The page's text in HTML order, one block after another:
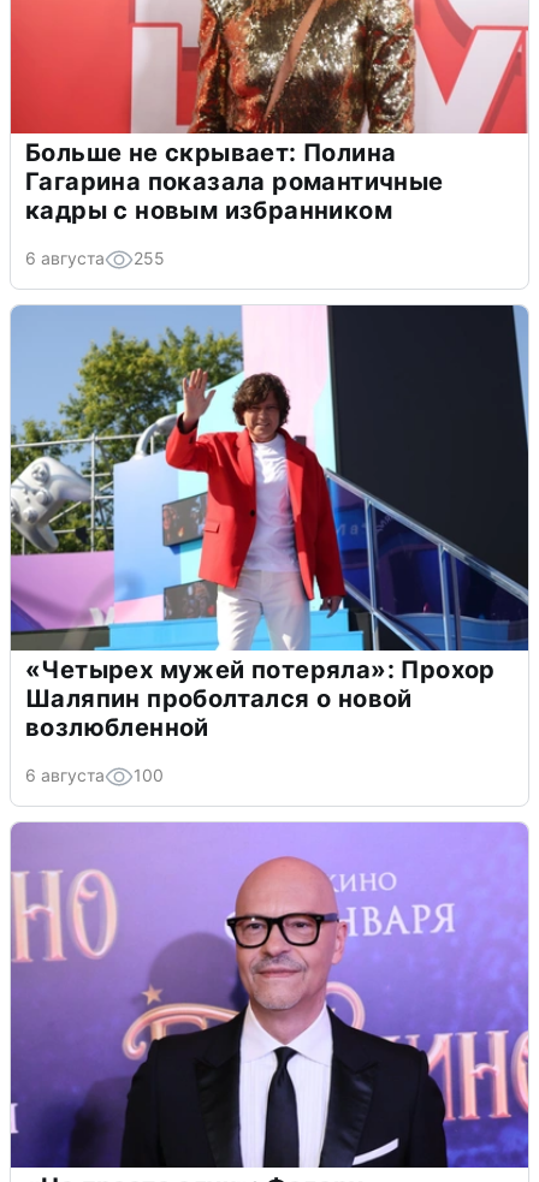
Больше не скрывает: Полина
Гагарина показала романтичные
кадры с новым избранником
6 августа 255
«Четырех мужей потеряла»: Прохор
Шаляпин проболтался о новой
возлюбленной
6 августа 100